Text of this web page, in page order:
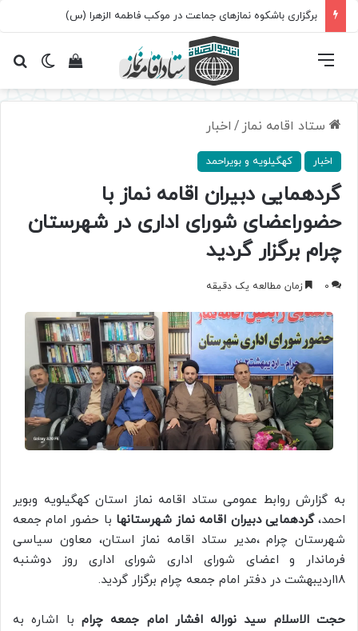
برگزاری باشکوه نمازهای جماعت در موکب فاطمه الزهرا (س)
تغییرمشاهده فهرست
ستاد اقامه نماز / اخبار
اخبار کهگیلویه و بویراحمد
گردهمایی دبیران اقامه نماز با
حضوراعضای شورای اداری در شهرستان
چرام برگزار گردید
0 زمان مطالعه یک دقیقه
به گزارش روابط عمومی ستاد اقامه نماز استان کهگیلویه وبویر
احمد،گردهمایی دبیران اقامه نماز شهرستانها با حضور امام جمعه
شهرستان چرام ،مدیر ستاد اقامه نماز استان، معاون سیاسی
فرماندار و اعضای شورای اداری شورای اداری روز دوشنبه
18اردیبهشت در دفتر امام جمعه چرام برگزار گردید.
حجت الاسلام سید نوراله افشار امام جمعه چرام با اشاره به